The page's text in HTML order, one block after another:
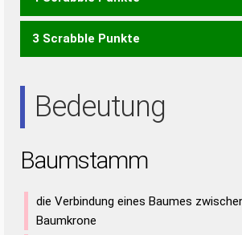
AAST ASTA SAAT SAUT
3 Scrabble Punkte
Bedeutung
Baumstamm
die Verbindung eines Baumes
Baumkrone